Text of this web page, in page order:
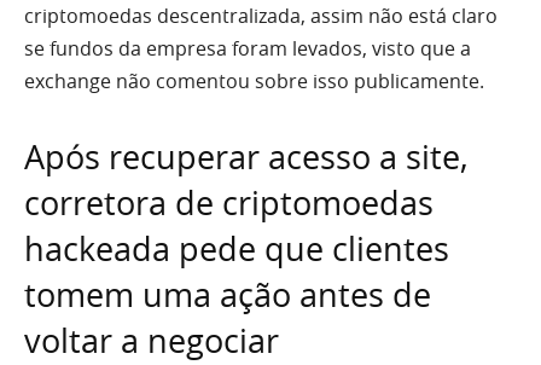
criptomoedas descentralizada, assim não está claro
se fundos da empresa foram levados, visto que a
exchange não comentou sobre isso publicamente.
Após recuperar acesso a site,
corretora de criptomoedas
hackeada pede que clientes
tomem uma ação antes de
voltar a negociar